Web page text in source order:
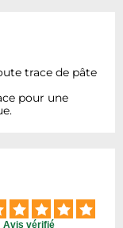
trace de pâte
pour une
Avis vérifié